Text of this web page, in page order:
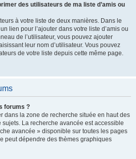
des utilisateurs de ma liste d’amis ou
à votre liste de deux manières. Dans le
lien pour l’ajouter dans votre liste d’amis ou
de l’utilisateur, vous pouvez ajouter
leur nom d’utilisateur. Vous pouvez
de votre liste depuis cette même page.
forums ?
dans la zone de recherche située en haut des
sujets. La recherche avancée est accessible
avancée » disponible sur toutes les pages
peut dépendre des thèmes graphiques